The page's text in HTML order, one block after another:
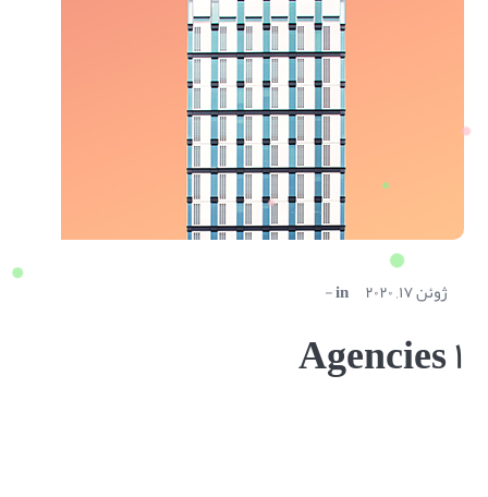
ژوئن ۱۷, ۲۰۲۰ in
Agencies ۱